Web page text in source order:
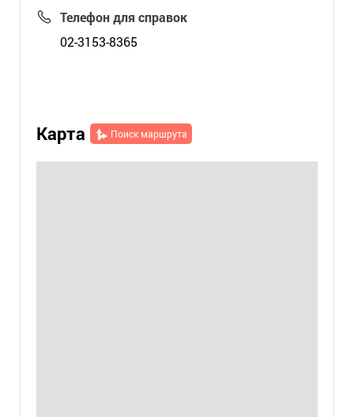
Телефон для справок
02-3153-8365
Карта Поиск маршрута